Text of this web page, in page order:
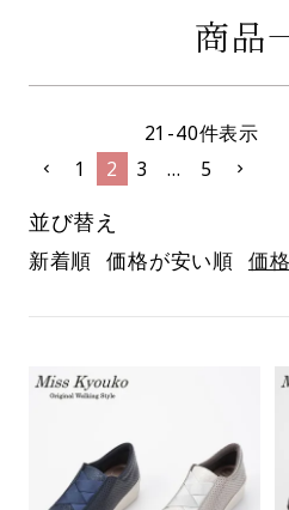
商品
並び替え
新着順 価格が安い順 価
21 -40件表示
1
2 3 … 5